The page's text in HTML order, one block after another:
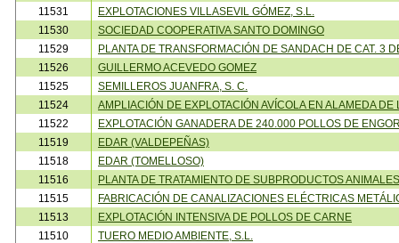
11531
EXPLOTACIONES VILLASEVIL GÓMEZ, S.L.
11530
SOCIEDAD COOPERATIVA SANTO DOMINGO
11529
PLANTA DE TRANSFORMACIÓN DE SANDACH DE CAT. 3
11526
GUILLERMO ACEVEDO GOMEZ
11525
SEMILLEROS JUANFRA, S. C.
11524
AMPLIACIÓN DE EXPLOTACIÓN AVÍCOLA EN ALAMEDA DE
11522
EXPLOTACIÓN GANADERA DE 240.000 POLLOS DE
11519
EDAR (VALDEPEÑAS)
11518
EDAR (TOMELLOSO)
11516
PLANTA DE TRATAMIENTO DE SUBPRODUCTOS ANIMALES
11515
FABRICACIÓN DE CANALIZACIONES ELÉCTRICAS
11513
EXPLOTACIÓN INTENSIVA DE POLLOS DE CARNE
11510
TUERO MEDIO AMBIENTE, S.L.